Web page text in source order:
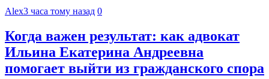
Alex3 часа тому назад 0
Когда важен результат: как адвокат
Ильина Екатерина Андреевна
помогает выйти из гражданского спора